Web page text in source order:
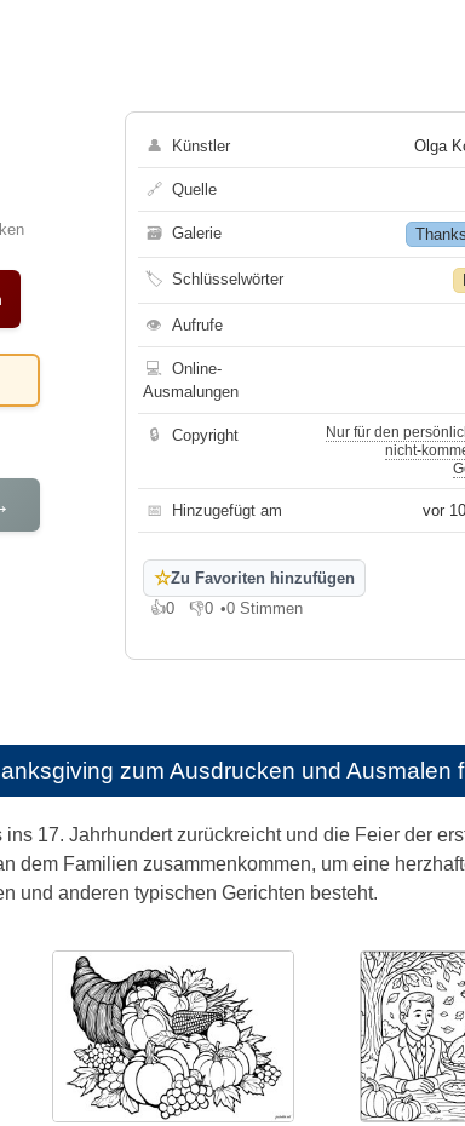
👤 Künstler Olga
🔗 Quelle
🗃 Galerie
🏷 Schlüsselwörter
👁 Aufrufe
💻
Online-
Ausmalungen
🔒 Copyright
Nur für den
nicht-
📅 Hinzugefügt am vor
☆Zu Favoriten hinzufügen
👍0
Gefällt mir
👎0
Gefällt mir nicht
•0 Stimmen
zum Ausdrucken und Ausmalen
17. Jahrhundert zurückreicht und die Feier der
dem Familien zusammenkommen, um eine
und anderen typischen Gerichten besteht.